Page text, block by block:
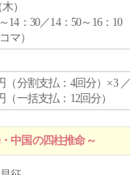
木）
14：30／14：50～16：10
マ）
（分割支払：4回分）×3
（一括支払：12回分）
中国の四柱推命～